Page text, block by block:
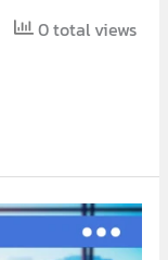
0 total views